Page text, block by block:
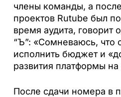
члены команды, а
проектов Rutube был
время аудита, говорит
“Ъ”: «Сомневаюсь, что
исполнить бюджет и
развития платформы на
После сдачи номера в